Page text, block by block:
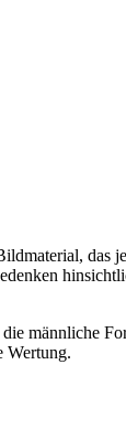
männliche
Wertung.